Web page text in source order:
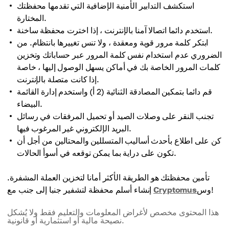
استكشف التدابير الأمنية الإضافية التي تقدمها محفظتك
المختارة.
استخدم دائما اتصالا آمنا بالإنترنت ، إذا اخترت محفظة ساخنة.
ابتكر كلمة مرور قوية ومعقدة ، ولا تنس تغييرها بانتظام. من
الضروري عدم استخدام نفس كلمة المرور عبر حساباتك وتخزين
كلمات المرور الخاصة بك في أماكن يسهل الوصول إليها ، خاصة
إذا كانت متصلة بالإنترنت.
قم دائما بتمكين المصادقة الثنائية (2 أ) واستخدم إدارة القائمة
البيضاء.
تجنب النقر على وصلات الصيد أو تحميل المرفقات في رسائل
البريد الإلكتروني غير المرغوب فيها.
كن على اطلاع بأحدث أساليب المتسللين والمحتالين من أجل أن
تكون على دراية بما يمكن توقعه في أسوأ الحالات.
تأمين محفظتك هو الطريقة الأكثر أمانا لتخزين العملة المشفرة.
إنشاء أسلم محفظة لتشفير جنبا إلى جنب معCryptomus وس!
هذا المحتوى مخصص لأغراض المعلومات والتعليم فقط ولا يُشكل
نصيحة مالية أو استثمارية أو قانونية.